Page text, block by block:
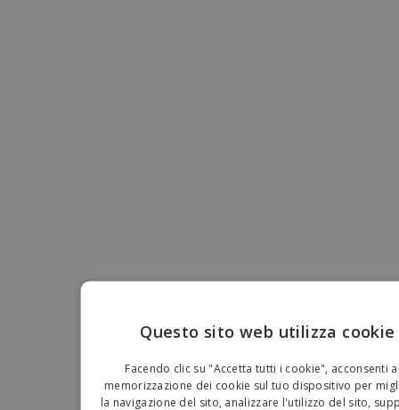
Questo sito web utilizza cookie
Facendo clic su "Accetta tutti i cookie", acconsenti
memorizzazione dei cookie sul tuo dispositivo per
la navigazione del sito, analizzare l'utilizzo del sito,